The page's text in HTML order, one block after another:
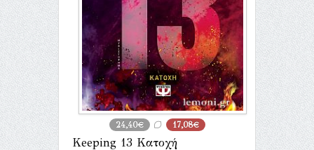
24,40€ 17,08€
Keeping 13 Κατοχή